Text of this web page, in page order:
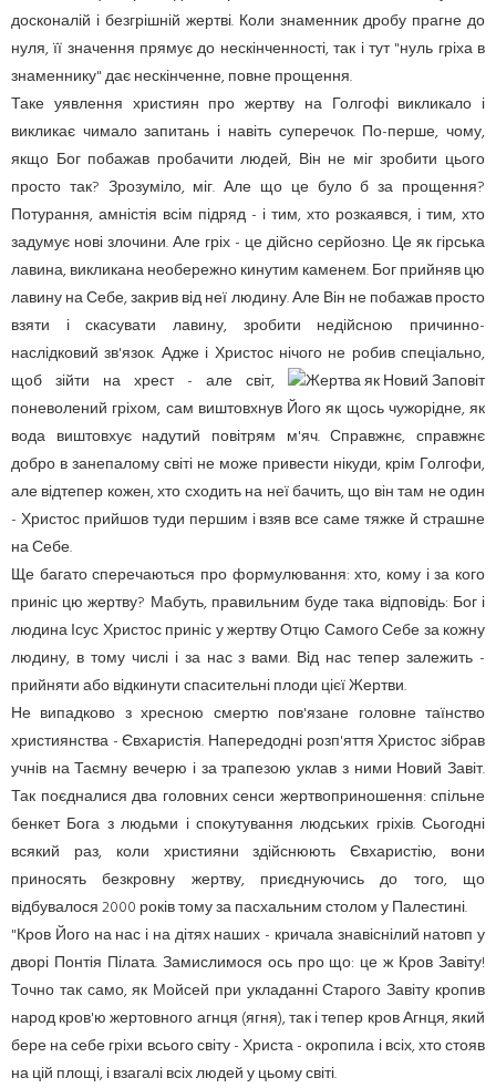
досконалій і безгрішній жертві. Коли знаменник дробу прагне до
нуля, її значення прямує до нескінченності, так і тут "нуль гріха в
знаменнику" дає нескінченне, повне прощення.
Таке уявлення християн про жертву на Голгофі викликало і
викликає чимало запитань і навіть суперечок. По-перше, чому,
якщо Бог побажав пробачити людей, Він не міг зробити цього
просто так? Зрозуміло, міг. Але що це було б за прощення?
Потурання, амністія всім підряд - і тим, хто розкаявся, і тим, хто
задумує нові злочини. Але гріх - це дійсно серйозно. Це як гірська
лавина, викликана необережно кинутим каменем. Бог прийняв цю
лавину на Себе, закрив від неї людину. Але Він не побажав просто
взяти і скасувати лавину, зробити недійсною причинно-
наслідковий зв'язок. Адже і Христос нічого не робив спеціально,
щоб зійти на хрест - але світ,
поневолений гріхом, сам виштовхнув Його як щось чужорідне, як
вода виштовхує надутий повітрям м'яч. Справжнє, справжнє
добро в занепалому світі не може привести нікуди, крім Голгофи,
але відтепер кожен, хто сходить на неї бачить, що він там не один
- Христос прийшов туди першим і взяв все саме тяжке й страшне
на Себе.
Ще багато сперечаються про формулювання: хто, кому і за кого
приніс цю жертву? Мабуть, правильним буде така відповідь: Бог і
людина Ісус Христос приніс у жертву Отцю Самого Себе за кожну
людину, в тому числі і за нас з вами. Від нас тепер залежить -
прийняти або відкинути спасительні плоди цієї Жертви.
Не випадково з хресною смертю пов'язане головне таїнство
християнства - Євхаристія. Напередодні розп'яття Христос зібрав
учнів на Таємну вечерю і за трапезою уклав з ними Новий Завіт.
Так поєдналися два головних сенси жертвоприношення: спільне
бенкет Бога з людьми і спокутування людських гріхів. Сьогодні
всякий раз, коли християни здійснюють Євхаристію, вони
приносять безкровну жертву, приєднуючись до того, що
відбувалося 2000 років тому за пасхальним столом у Палестині.
"Кров Його на нас і на дітях наших - кричала знавіснілий натовп у
дворі Понтія Пілата. Замислимося ось про що: це ж Кров Завіту!
Точно так само, як Мойсей при укладанні Старого Завіту кропив
народ кров'ю жертовного агнця (ягня), так і тепер кров Агнця, який
бере на себе гріхи всього світу - Христа - окропила і всіх, хто стояв
на цій площі, і взагалі всіх людей у цьому світі.